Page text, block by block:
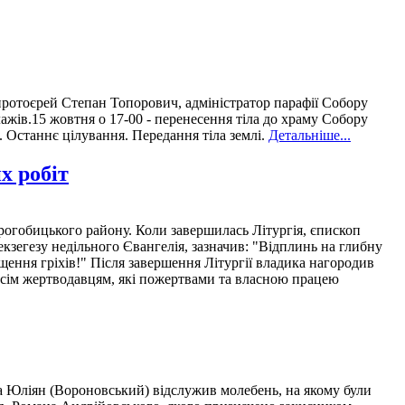
Степан Топорович, адміністратор парафії Собору
жовтня о 17-00 - перенесення тіла до храму Собору
цілування. Передання тіла землі. Детальніше...
робіт
району. Коли завершилась Літургія, єпископ
недільного Євангелія, зазначив: "Відплинь на глибну
гріхів!" Після завершення Літургії владика нагородив
жертводавцям, які пожертвами та власною працею
Юліян (Вороновський) відслужив молебень, на якому були